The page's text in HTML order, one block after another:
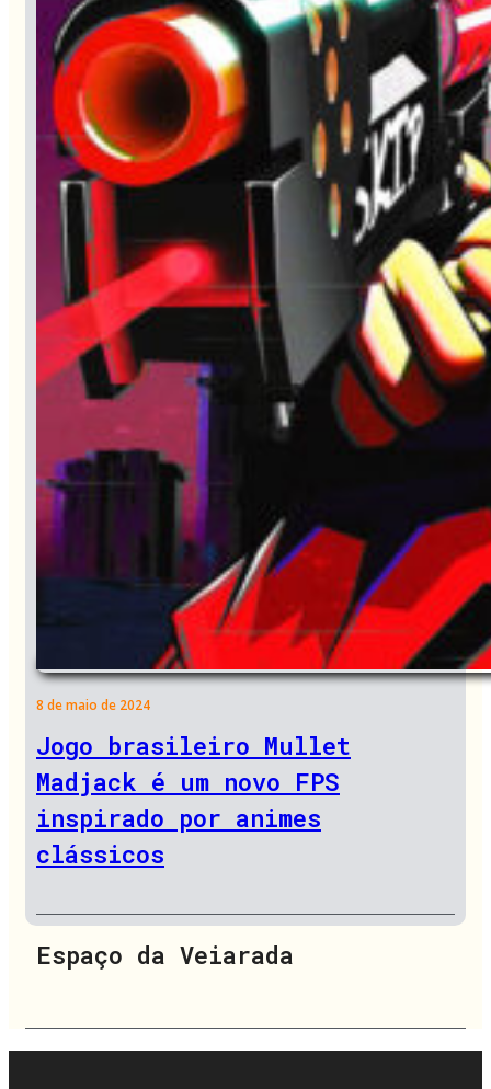
8 de maio de 2024
Jogo brasileiro Mullet
Madjack é um novo FPS
inspirado por animes
clássicos
Espaço da Veiarada